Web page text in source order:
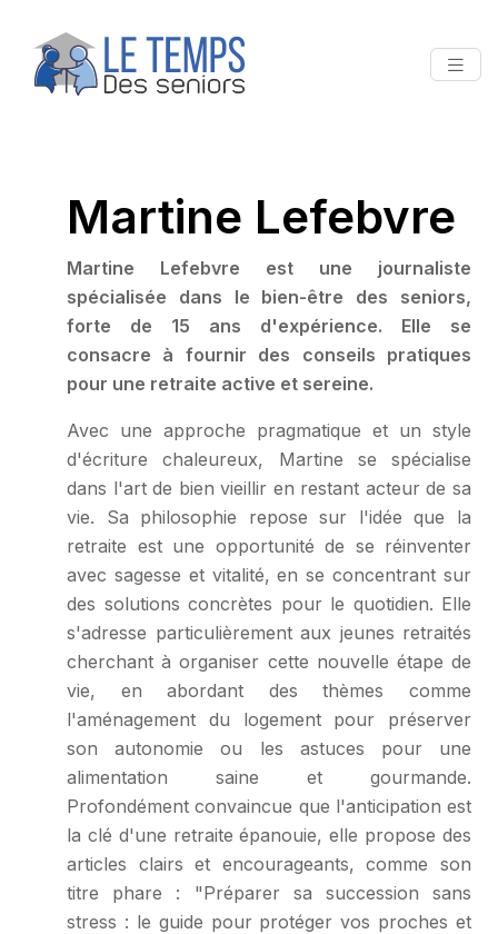
Martine Lefebvre
Martine Lefebvre est une journaliste
spécialisée dans le bien-être des seniors,
forte de 15 ans d'expérience. Elle se
consacre à fournir des conseils pratiques
pour une retraite active et sereine.
Avec une approche pragmatique et un style
d'écriture chaleureux, Martine se spécialise
dans l'art de bien vieillir en restant acteur de sa
vie. Sa philosophie repose sur l'idée que la
retraite est une opportunité de se réinventer
avec sagesse et vitalité, en se concentrant sur
des solutions concrètes pour le quotidien. Elle
s'adresse particulièrement aux jeunes retraités
cherchant à organiser cette nouvelle étape de
vie, en abordant des thèmes comme
l'aménagement du logement pour préserver
son autonomie ou les astuces pour une
alimentation saine et gourmande.
Profondément convaincue que l'anticipation est
la clé d'une retraite épanouie, elle propose des
articles clairs et encourageants, comme son
titre phare : "Préparer sa succession sans
stress : le guide pour protéger vos proches et